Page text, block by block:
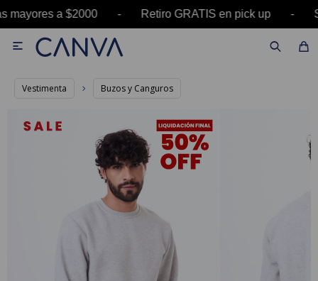
mayores a $2000 - Retiro GRATIS en pick up

Vestimenta Buzos y Canguros